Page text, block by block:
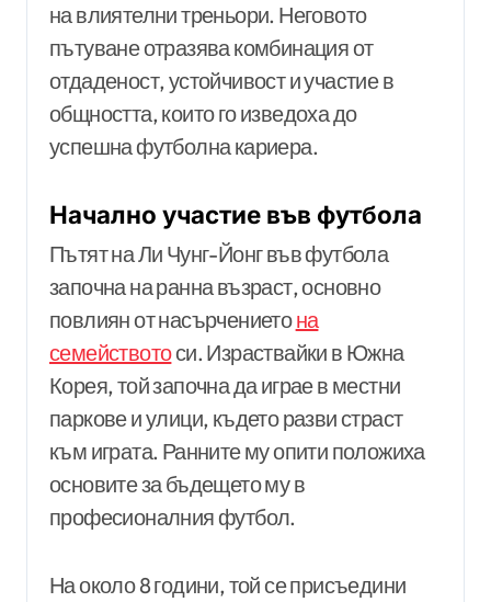
на влиятелни треньори. Неговото
пътуване отразява комбинация от
отдаденост, устойчивост и участие в
общността, които го изведоха до
успешна футболна кариера.
Начално участие във футбола
Пътят на Ли Чунг-Йонг във футбола
започна на ранна възраст, основно
повлиян от насърчениетона
семействотоси. Израствайки в Южна
Корея, той започна да играе в местни
паркове и улици, където разви страст
към играта. Ранните му опити положиха
основите за бъдещето му в
професионалния футбол.
На около 8 години, той се присъедини